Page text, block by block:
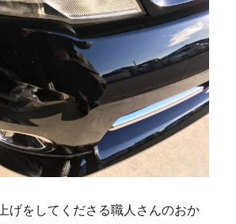
げをしてくださる職人さんのおか